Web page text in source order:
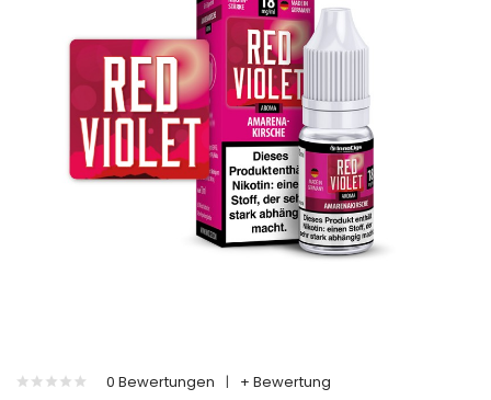
0 Bewertungen | + Bewertung